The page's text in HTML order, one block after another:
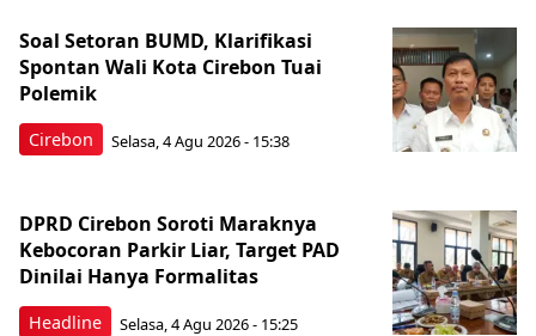
Cirebon
Soal Setoran BUMD, Klarifikasi
Spontan Wali Kota Cirebon Tuai
Polemik
Selasa, 4 Agu 2026 - 15:38
Headline
DPRD Cirebon Soroti Maraknya
Kebocoran Parkir Liar, Target PAD
Dinilai Hanya Formalitas
Selasa, 4 Agu 2026 - 15:25